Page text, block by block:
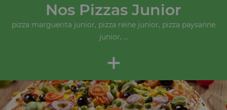
Nos Pizzas Junior
pizza marguerita junior, pizza reine junior, pizza paysanne
junior, ...
+